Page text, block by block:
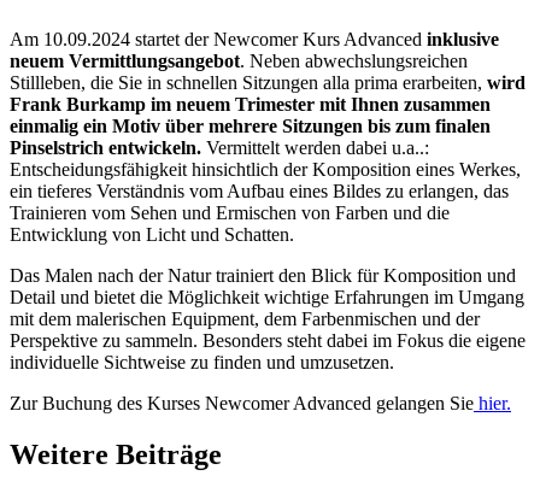
Am 10.09.2024 startet der Newcomer Kurs Advanced inklusive
neuem Vermittlungsangebot. Neben abwechslungsreichen
Stillleben, die Sie in schnellen Sitzungen alla prima erarbeiten, wird
Frank Burkamp im neuem Trimester mit Ihnen zusammen
einmalig ein Motiv über mehrere Sitzungen bis zum finalen
Pinselstrich entwickeln. Vermittelt werden dabei u.a..:
Entscheidungsfähigkeit hinsichtlich der Komposition eines Werkes,
ein tieferes Verständnis vom Aufbau eines Bildes zu erlangen, das
Trainieren vom Sehen und Ermischen von Farben und die
Entwicklung von Licht und Schatten.
Das Malen nach der Natur trainiert den Blick für Komposition und
Detail und bietet die Möglichkeit wichtige Erfahrungen im Umgang
mit dem malerischen Equipment, dem Farbenmischen und der
Perspektive zu sammeln. Besonders steht dabei im Fokus die eigene
individuelle Sichtweise zu finden und umzusetzen.
Zur Buchung des Kurses Newcomer Advanced gelangen Sie hier.
Weitere Beiträge